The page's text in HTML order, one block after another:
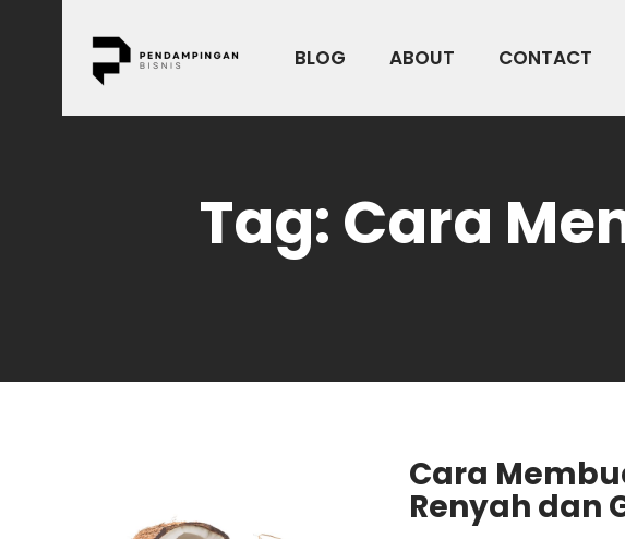
BLOG ABOUT CONTACT
Tag:Cara
Cara
Renyah dan